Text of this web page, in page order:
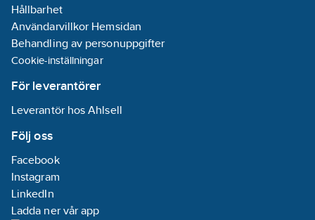
Hållbarhet
Användarvillkor Hemsidan
Behandling av personuppgifter
Cookie-inställningar
För leverantörer
Leverantör hos Ahlsell
Följ oss
Facebook
Instagram
LinkedIn
Ladda ner vår app